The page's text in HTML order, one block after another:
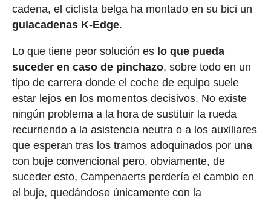
cadena, el ciclista belga ha montado en su bici un
guiacadenas K-Edge.
Lo que tiene peor solución es lo que pueda
suceder en caso de pinchazo, sobre todo en un
tipo de carrera donde el coche de equipo suele
estar lejos en los momentos decisivos. No existe
ningún problema a la hora de sustituir la rueda
recurriendo a la asistencia neutra o a los auxiliares
que esperan tras los tramos adoquinados por una
con buje convencional pero, obviamente, de
suceder esto, Campenaerts perdería el cambio en
el buje, quedándose únicamente con la